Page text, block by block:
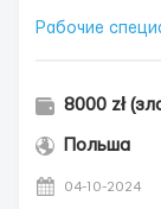
Рабочие
8000 zł
Польша
04-10-2024